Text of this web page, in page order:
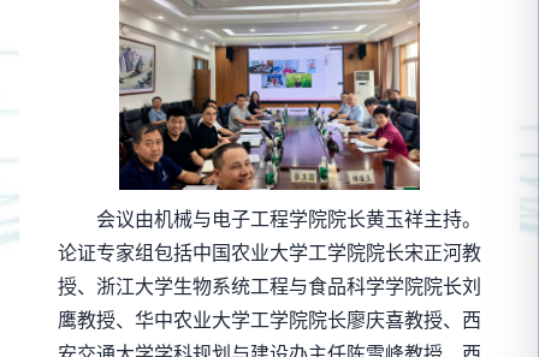
会议由机械与电子工程学院院长黄玉祥主持。
论证专家组包括中国农业大学工学院院长宋正河教
授、浙江大学生物系统工程与食品科学学院院长刘
鹰教授、华中农业大学工学院院长廖庆喜教授、西